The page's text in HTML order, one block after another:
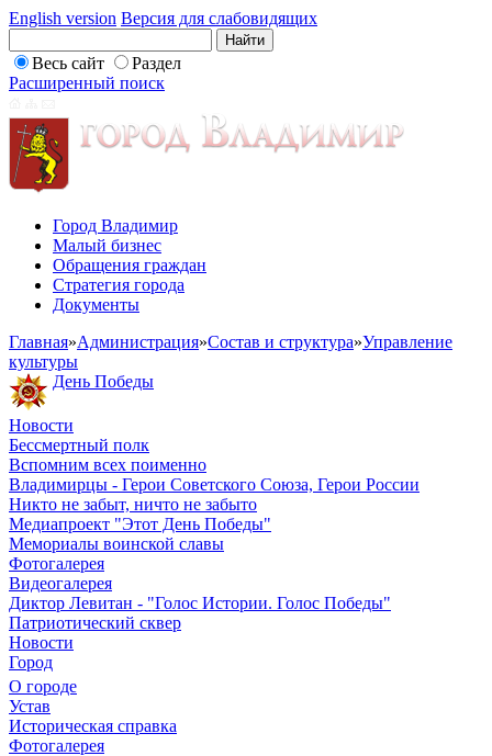
English version Версия для слабовидящих
Весь сайт
Раздел
Расширенный поиск
Город Владимир
Малый бизнес
Обращения граждан
Стратегия города
Документы
Главная»Администрация»Состав и структура»Управление
культуры
День Победы
Новости
Бессмертный полк
Вспомним всех поименно
Владимирцы - Герои Советского Союза, Герои России
Никто не забыт, ничто не забыто
Медиапроект "Этот День Победы"
Мемориалы воинской славы
Фотогалерея
Видеогалерея
Диктор Левитан - "Голос Истории. Голос Победы"
Патриотический сквер
Новости
Город
О городе
Устав
Историческая справка
Фотогалерея